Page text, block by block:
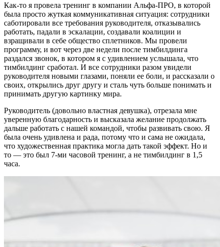
Как-то я провела тренинг в компании Альфа-ПРО, в которой
была просто жуткая коммуникативная ситуация: сотрудники
саботировали все требования руководителя, отказывались
работать, падали в эскалации, создавали коалиции и
взращивали в себе общество сплетников. Мы провели
программу, и вот через две недели после тимбилдинга
раздался звонок, в котором я с удивлением услышала, что
тимбилдинг сработал. И все сотрудники разом увидели
руководителя новыми глазами, поняли ее боли, и рассказали о
своих, открылись друг другу и сталь чуть больше понимать и
принимать другую картинку мира.
Руководитель (довольно властная девушка), отрезала мне
уверенную благодарность и высказала желание продолжать
дальше работать с нашей командой, чтобы развивать свою. Я
была очень удивлена и рада, потому что и сама не ожидала,
что художественная практика могла дать такой эффект. Но и
то — это был 7-ми часовой тренинг, а не тимбилдинг в 1,5
часа.